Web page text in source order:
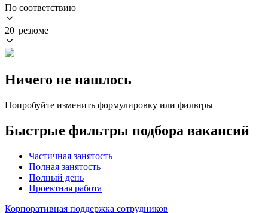
По соответствию
20 резюме
Ничего не нашлось
Попробуйте изменить формулировку или фильтры
Быстрые фильтры подбора вакансий
Частичная занятость
Полная занятость
Полный день
Проектная работа
Корпоративная поддержка сотрудников